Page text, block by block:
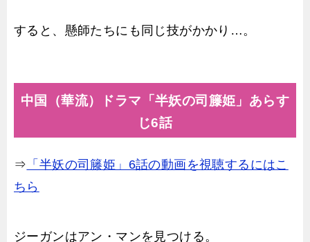
すると、懸師たちにも同じ技がかかり…。
中国（華流）ドラマ「半妖の司籐姫」あらす
じ6話
⇒ 「半妖の司籐姫」6話の動画を視聴するにはこ
ちら
ジーガンはアン・マンを見つける。